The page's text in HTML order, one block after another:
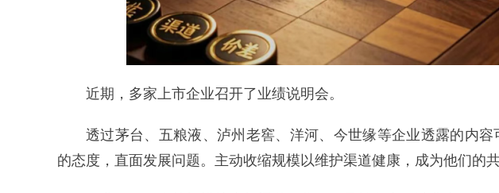
近期，多家上市企业召开了业绩说明会。
透过茅台、五粮液、泸州老窖、洋河、今世缘等企业透露的内
的态度，直面发展问题。主动收缩规模以维护渠道健康，成为他们的共